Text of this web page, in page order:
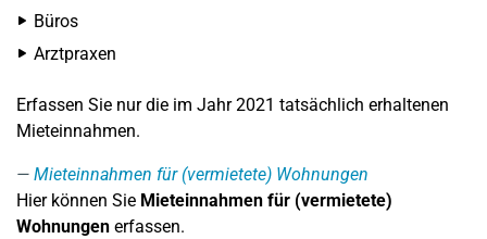
Büros
Arztpraxen
Erfassen Sie nur die im Jahr 2021 tatsächlich erhaltenen
Mieteinnahmen.
Mieteinnahmen für (vermietete) Wohnungen
Hier können Sie Mieteinnahmen für (vermietete)
Wohnungen erfassen.